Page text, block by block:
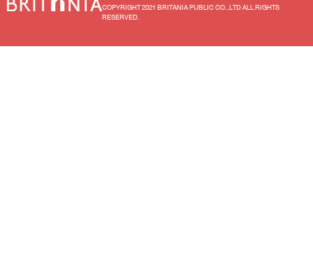
COPYRIGHT 2021 BRITANIA PUBLIC CO.,LTD ALL RIGHTS
RESERVED.